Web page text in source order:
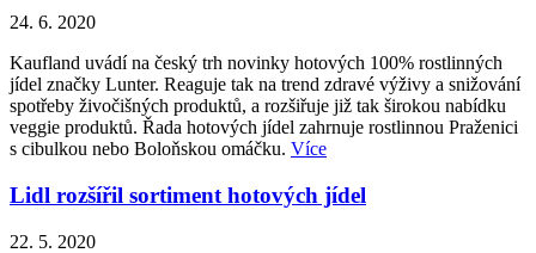
24. 6. 2020
Kaufland uvádí na český trh novinky hotových 100% rostlinných
jídel značky Lunter. Reaguje tak na trend zdravé výživy a snižování
spotřeby živočišných produktů, a rozšiřuje již tak širokou nabídku
veggie produktů. Řada hotových jídel zahrnuje rostlinnou Praženici
s cibulkou nebo Boloňskou omáčku. Více
Lidl rozšířil sortiment hotových jídel
22. 5. 2020